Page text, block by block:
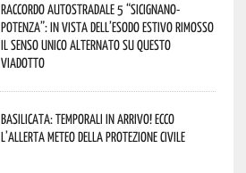
Raccordo Autostradale 5 “Sicignano-
Potenza”: in vista dell’esodo estivo rimosso
il senso unico alternato su questo
viadotto
Basilicata: temporali in arrivo! Ecco
l’allerta meteo della Protezione civile